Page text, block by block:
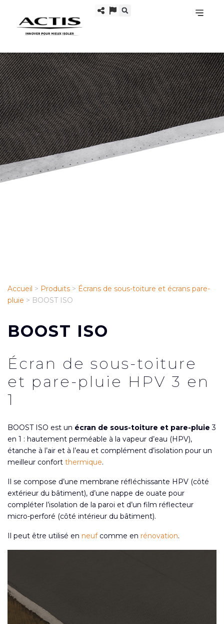
Accueil > Produits > Écrans de sous-toiture et écrans pare-
pluie > BOOST ISO
BOOST ISO
Écran de sous-toiture
et pare-pluie HPV 3 en
1
BOOST ISO est un écran de sous-toiture et pare-pluie 3
en 1 : hautement perméable à la vapeur d’eau (HPV),
étanche à l’air et à l’eau et complément d’isolation pour un
meilleur confort thermique.
Il se compose d’une membrane réfléchissante HPV (côté
extérieur du bâtiment), d’une nappe de ouate pour
compléter l’isolation de la paroi et d’un film réflecteur
micro-perforé (côté intérieur du bâtiment).
Il peut être utilisé en neufcomme en rénovation.